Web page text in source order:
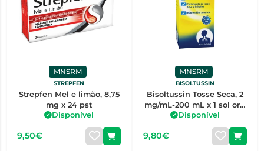
MNSRM
STREPFEN
Strepfen Mel e limão, 8,75
mg x 24 pst
Disponível
9,50€
MNSRM
BISOLTUSSIN
Bisoltussin Tosse Seca, 2
mg/mL-200 mL x 1 sol oral
mL
Disponível
9,80€